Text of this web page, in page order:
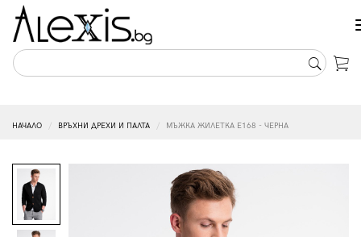
НАЧАЛО ВРЪХНИ ДРЕХИ И ПАЛТА МЪЖКА ЖИЛЕТКА E168 - ЧЕРНА